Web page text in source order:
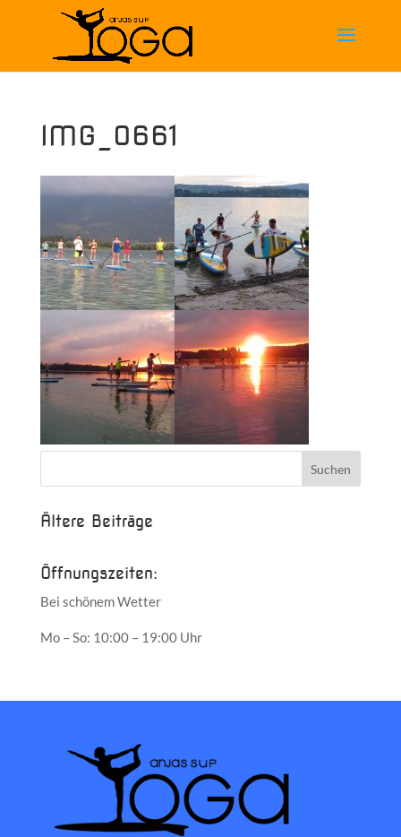
IMG_0661
Ältere Beiträge
Öffnungszeiten:
Bei schönem Wetter
Mo – So: 10:00 – 19:00 Uhr